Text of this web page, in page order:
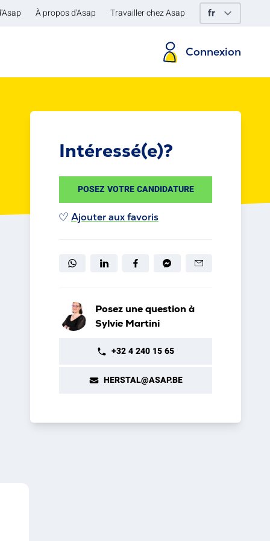
À propos d'Asap Travailler chez Asap
Connexion
Intéressé(e)?
POSEZ VOTRE CANDIDATURE
Ajouter aux favoris
Posez une question à
Sylvie Martini
+32 4 240 15 65
HERSTAL@ASAP.BE